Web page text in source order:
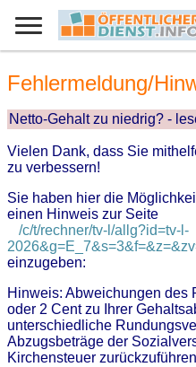
Fehlermeldung/
Netto-Gehalt zu niedrig? -
Vielen Dank, dass Sie
zu verbessern!
Sie haben hier die
einen Hinweis zur Seite
/c/t/rechner/tv-l/allg?id=tv-l-
einzugeben:
Hinweis: Abweichungen des
oder 2 Cent zu Ihrer
unterschiedliche
Abzugsbeträge der
Kirchensteuer